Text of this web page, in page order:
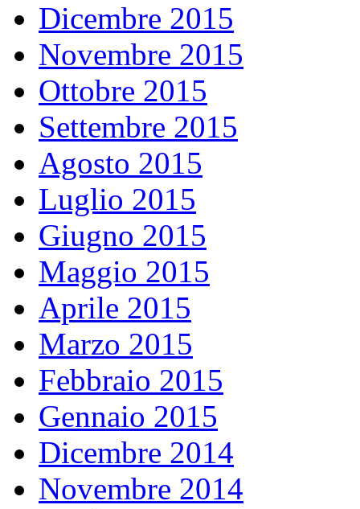
Dicembre 2015
Novembre 2015
Ottobre 2015
Settembre 2015
Agosto 2015
Luglio 2015
Giugno 2015
Maggio 2015
Aprile 2015
Marzo 2015
Febbraio 2015
Gennaio 2015
Dicembre 2014
Novembre 2014